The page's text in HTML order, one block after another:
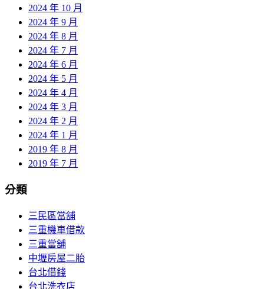
2024 年 10 月
2024 年 9 月
2024 年 8 月
2024 年 7 月
2024 年 6 月
2024 年 5 月
2024 年 4 月
2024 年 3 月
2024 年 2 月
2024 年 1 月
2019 年 8 月
2019 年 7 月
分類
三民區當舖
三重機車借款
三重當舖
中壢房屋二胎
台北借錢
台北洗衣店